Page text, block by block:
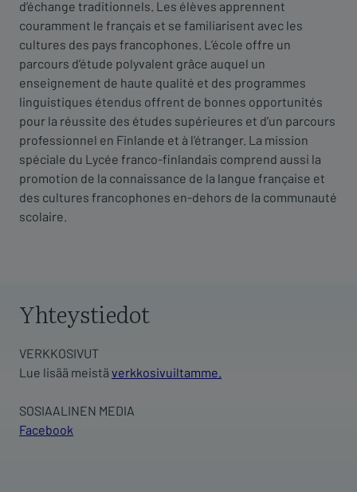
d’échange traditionnels. Les élèves apprennent
couramment le français et se familiarisent avec les
cultures des pays francophones. L’école offre un
parcours d’étude polyvalent grâce auquel un
enseignement de haute qualité et des programmes
linguistiques étendus offrent de bonnes opportunités
pour la réussite des études supérieures et d’un parcours
professionnel en Finlande et à l’étranger. La mission
spéciale du Lycée franco-finlandais comprend aussi la
promotion de la connaissance de la langue française et
des cultures francophones en-dehors de la communauté
scolaire.
Yhteystiedot
VERKKOSIVUT
Lue lisää meistä verkkosivuiltamme.
SOSIAALINEN MEDIA
Facebook